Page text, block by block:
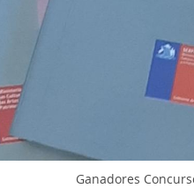
Ganadores